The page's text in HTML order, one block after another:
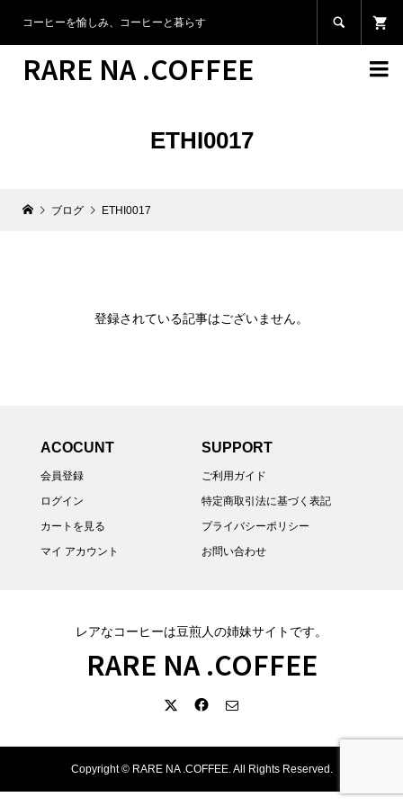
コーヒーを愉しみ、コーヒーと暮らす 
RARE NA .COFFEE 
ETHI0017
ブログ ETHI0017
登録されている記事はございません。
ACOCUNT
会員登録
ログイン
カートを見る
マイ アカウント
SUPPORT
ご利用ガイド
特定商取引法に基づく表記
プライバシーポリシー
お問い合わせ
レアなコーヒーは豆煎人の姉妹サイトです。
RARE NA .COFFEE
Copyright ©RARE NA .COFFEE. All Rights Reserved.